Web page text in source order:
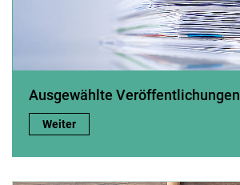
Ausgewählte Veröffentlichungen
Ausgewählte Veröffentlichungen:
Weiter